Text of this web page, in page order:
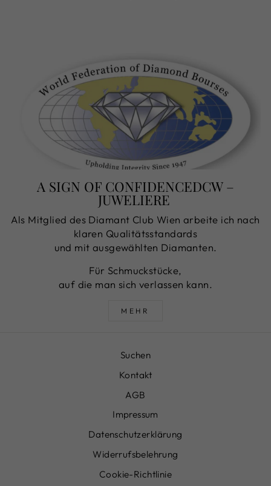
A SIGN OF CONFIDENCEDCW –
JUWELIERE
Als Mitglied des Diamant Club Wien arbeite ich nach
klaren Qualitätsstandards
und mit ausgewählten Diamanten.
Für Schmuckstücke,
auf die man sich verlassen kann.
MEHR
Suchen
Kontakt
AGB
Impressum
Datenschutzerklärung
Widerrufsbelehrung
Cookie-Richtlinie